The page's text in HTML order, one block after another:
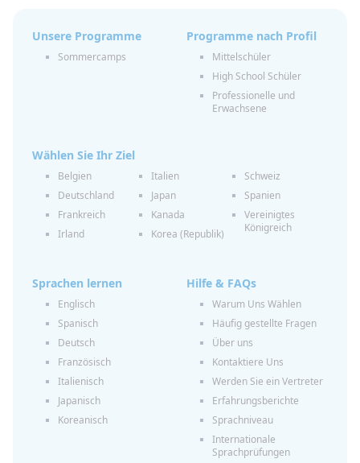
Unsere Programme
Sommercamps
Programme nach Profil
Mittelschüler
High School Schüler
Professionelle und
Erwachsene
Wählen Sie Ihr Ziel
Belgien
Deutschland
Frankreich
Irland
Italien
Japan
Kanada
Korea (Republik)
Schweiz
Spanien
Vereinigtes
Königreich
Sprachen lernen
Englisch
Spanisch
Deutsch
Französisch
Italienisch
Japanisch
Koreanisch
Hilfe & FAQs
Warum Uns Wählen
Häufig gestellte Fragen
Über uns
Kontaktiere Uns
Werden Sie ein Vertreter
Erfahrungsberichte
Sprachniveau
Internationale
Sprachprüfungen